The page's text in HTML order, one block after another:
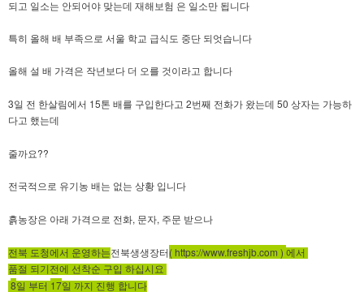
되고 일소는 안되어야 맞는데 재해보험 은 일소만 됩니다
특히 올해 배 부족으로 서울 학교 급식도 중단 되엇습니다
올해 설 배 가격은 작년보다 더 오를 것이라고 합니다
3일 전 한살림에서 15톤 배를 구입한다고 2번째 전화가 왔는데 50 상자는 가능하
다고 했는데
줄까요??
전국적으로 유기농 배는 없는 상황 입니다
흙농장은 아래 가격으로 전화, 문자, 주문 받으나
전북 도청에서 운영하는전북생생장터( https://www.freshjb.com ) 에서
품절 되기전에 선착순 구입 하십시요
8일 부터 17일 까지 진행 합니다